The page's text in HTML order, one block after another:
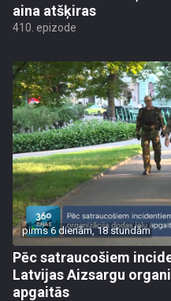
aina atšķiras
410. epizode
pirms 6 dienām, 18 stundām
Pēc satraucošiem
Latvijas Aizsargu
apgaitās